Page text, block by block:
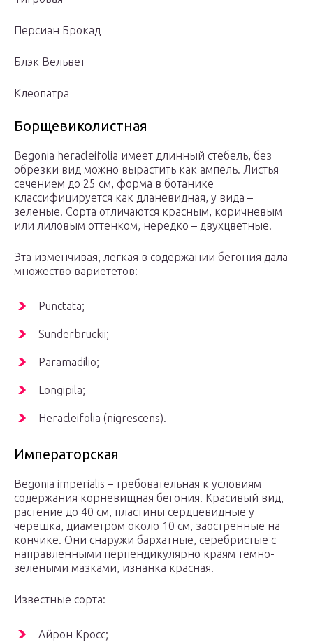
Персиан Брокад
Блэк Вельвет
Клеопатра
Борщевиколистная
Begonia heracleifolia имеет длинный стебель, без
обрезки вид можно вырастить как ампель. Листья
сечением до 25 см, форма в ботанике
классифицируется как дланевидная, у вида –
зеленые. Сорта отличаются красным, коричневым
или лиловым оттенком, нередко – двухцветные.
Эта изменчивая, легкая в содержании бегония дала
множество вариететов:
Punctata;
Sunderbruckii;
Paramadilio;
Longipila;
Heracleifolia (nigrescens).
Императорская
Begonia imperialis – требовательная к условиям
содержания корневищная бегония. Красивый вид,
растение до 40 см, пластины сердцевидные у
черешка, диаметром около 10 см, заостренные на
кончике. Они снаружи бархатные, серебристые с
направленными перпендикулярно краям темно-
зелеными мазками, изнанка красная.
Известные сорта:
Айрон Кросс;